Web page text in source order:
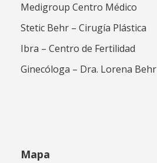
Medigroup Centro Médico
Stetic Behr – Cirugía Plástica
Ibra – Centro de Fertilidad
Ginecóloga – Dra. Lorena Behr
Mapa